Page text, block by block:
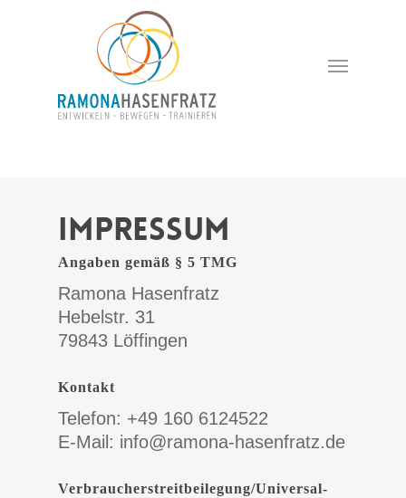
google-site-verification=gkE5kmD-
wtrFT2M7P5yXnfKJw2iW7-RTq-ptl9QoUtM
Impressum
Angaben gemäß § 5 TMG
Ramona Hasenfratz
Hebelstr. 31
79843 Löffingen
Kontakt
Telefon: +49 160 6124522
E-Mail: info@ramona-hasenfratz.de
Verbraucher­streit­beilegung/Universal­